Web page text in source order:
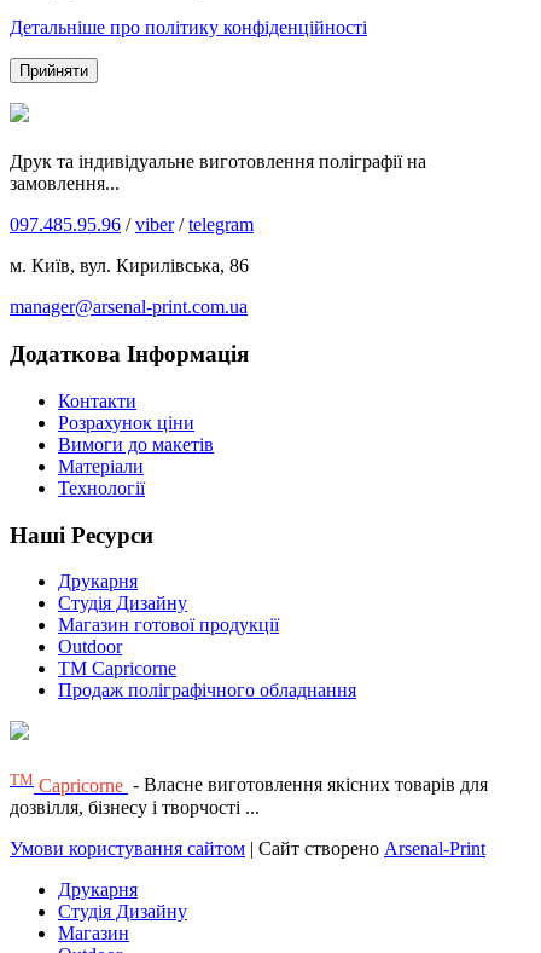
Детальніше про політику конфіденційності
Прийняти
Друк та індивідуальне виготовлення поліграфії на
замовлення...
097.485.95.96 /viber/telegram
м. Київ, вул. Кирилівська, 86
manager@arsenal-print.com.ua
Додаткова Інформація
Контакти
Розрахунок ціни
Вимоги до макетів
Матеріали
Технології
Наші Ресурси
Друкарня
Студія Дизайну
Магазин готової продукції
Outdoor
TM Capricorne
Продаж поліграфічного обладнання
ТМ Capricorne - Власне виготовлення якісних товарів для
дозвілля, бізнесу і творчості ...
Умови користування сайтом | Сайт створено Arsenal-Print
Друкарня
Студія Дизайну
Магазин